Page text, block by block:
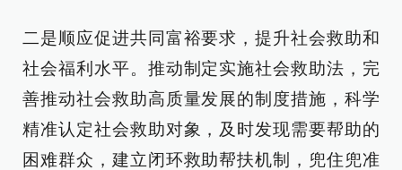
二是顺应促进共同富裕要求，提升社会救助和
社会福利水平。推动制定实施社会救助法，完
善推动社会救助高质量发展的制度措施，科学
精准认定社会救助对象，及时发现需要帮助的
困难群众，建立闭环救助帮扶机制，兜住兜准